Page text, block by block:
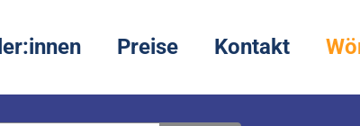
Preise Kontakt